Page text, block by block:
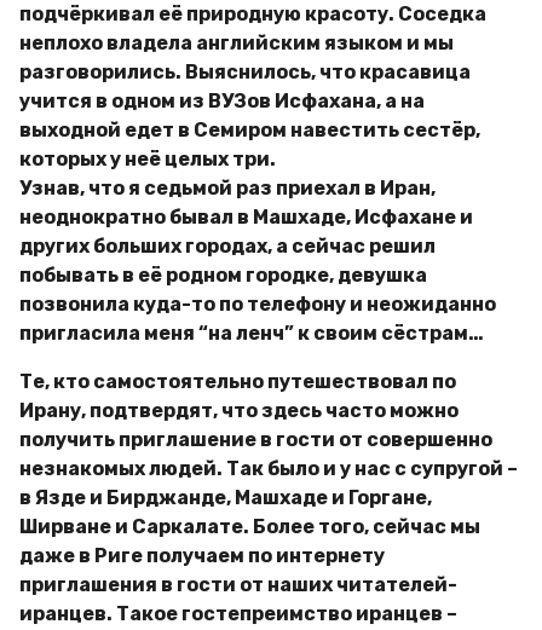
подчёркивал её природную красоту. Соседка
неплохо владела английским языком и мы
разговорились. Выяснилось, что красавица
учится в одном из ВУЗов Исфахана, а на
выходной едет в Семиром навестить сестёр,
которых у неё целых три.
Узнав, что я седьмой раз приехал в Иран,
неоднократно бывал в Машхаде, Исфахане и
других больших городах, а сейчас решил
побывать в её родном городке, девушка
позвонила куда-то по телефону и неожиданно
пригласила меня “на ленч” к своим сёстрам…
Те, кто самостоятельно путешествовал по
Ирану, подтвердят, что здесь часто можно
получить приглашение в гости от совершенно
незнакомых людей. Так было и у нас с супругой –
в Язде и Бирджанде, Машхаде и Горгане,
Ширване и Саркалате. Более того, сейчас мы
даже в Риге получаем по интернету
приглашения в гости от наших читателей-
иранцев. Такое гостепреимство иранцев –